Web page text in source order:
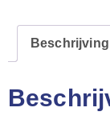
Beschrijving